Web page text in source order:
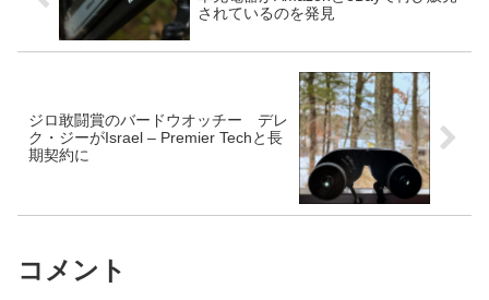
されているのを発見
ジロ敢闘賞のバードウオッチー デレ
ク・ジーがIsrael – Premier Techと長
期契約に
コメント